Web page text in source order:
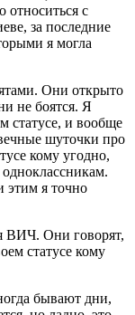
с
за последние
я могла
Они открыто
не боятся. Я
статусе, и вообще
шуточки про
кому угодно,
этим я точно
ВИЧ. Они говорят,
статусе кому
бывают дни,